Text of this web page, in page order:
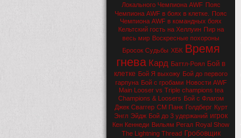
Локального Чемпиона AWF Пояс
Чемпиона AWF в боях в клетке.
Пояс
Чемпиона AWF в командных боях
Кельтский гость на Хеллуин Пир на
весь мир Воскресные похороны
Бросок Судьбы ХБК Время
гнева Кард Баттл-Роял Бой в
клетке Бой Я выхожу Бой до первого
гарпуна Бой с гробами Новости AWF
Main Looser vs Triple champions tea
Champions & Loosers Бой с Флагом
Джек Сваггер СМ Панк Голдберг Курт
Энгл Эйдж Бой до 3 удержаний игрок
Кен Кеннеди Вильям Регал Royal Show
The Lightning Thread Гробовщик